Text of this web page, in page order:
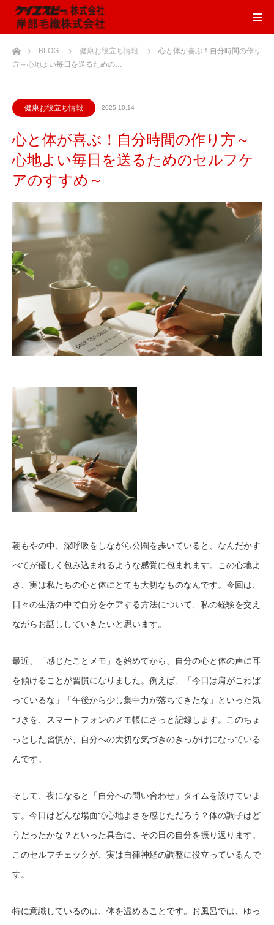
ホームBLOG 健康お役立ち情報
心と体が喜ぶ！自分時間の作り
方～心地よい毎日を送るための…
健康お役立ち情報 2025.10.14
心と体が喜ぶ！自分時間の作り方～
心地よい毎日を送るためのセルフケ
アのすすめ～
朝もやの中、深呼吸をしながら公園を歩いていると、なんだかす
べてが優しく包み込まれるような感覚に包まれます。この心地よ
さ、実は私たちの心と体にとても大切なものなんです。今回は、
日々の生活の中で自分をケアする方法について、私の経験を交え
ながらお話ししていきたいと思います。
最近、「感じたことメモ」を始めてから、自分の心と体の声に耳
を傾けることが習慣になりました。例えば、「今日は肩がこわば
っているな」「午後から少し集中力が落ちてきたな」といった気
づきを、スマートフォンのメモ帳にさっと記録します。このちょ
っとした習慣が、自分への大切な気づきのきっかけになっている
んです。
そして、夜になると「自分への問い合わせ」タイムを設けていま
す。今日はどんな場面で心地よさを感じただろう？体の調子はど
うだったかな？といった具合に、その日の自分を振り返ります。
このセルフチェックが、実は自律神経の調整に役立っているんで
す。
特に意識しているのは、体を温めることです。お風呂では、ゆっ